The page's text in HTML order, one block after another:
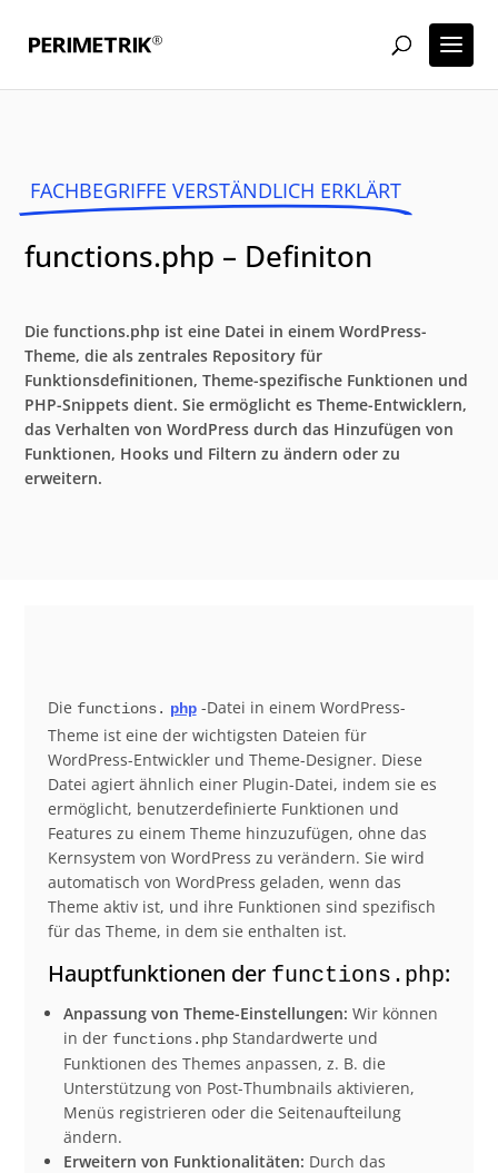
FACHBEGRIFFE VERSTÄNDLICH ERKLÄRT
functions.php – Definiton
Die functions.php ist eine Datei in einem WordPress-
Theme, die als zentrales Repository für
Funktionsdefinitionen, Theme-spezifische Funktionen und
PHP-Snippets dient. Sie ermöglicht es Theme-Entwicklern,
das Verhalten von WordPress durch das Hinzufügen von
Funktionen, Hooks und Filtern zu ändern oder zu
erweitern.
Die functions. php -Datei in einem WordPress-
Theme ist eine der wichtigsten Dateien für
WordPress-Entwickler und Theme-Designer. Diese
Datei agiert ähnlich einer Plugin-Datei, indem sie es
ermöglicht, benutzerdefinierte Funktionen und
Features zu einem Theme hinzuzufügen, ohne das
Kernsystem von WordPress zu verändern. Sie wird
automatisch von WordPress geladen, wenn das
Theme aktiv ist, und ihre Funktionen sind spezifisch
für das Theme, in dem sie enthalten ist.
Hauptfunktionen der functions.php:
Anpassung von Theme-Einstellungen: Wir können
in der functions.phpStandardwerte und
Funktionen des Themes anpassen, z. B. die
Unterstützung von Post-Thumbnails aktivieren,
Menüs registrieren oder die Seitenaufteilung
ändern.
Erweitern von Funktionalitäten: Durch das